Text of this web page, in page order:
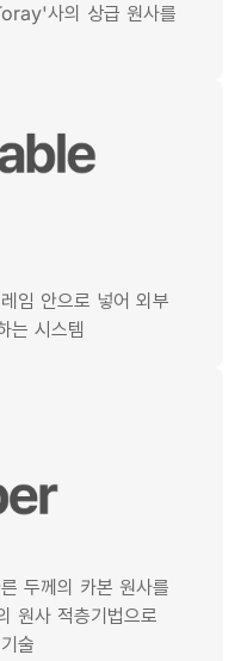
사의 상급 원사를
임 안으로 넣어 외부
는 시스템
두께의 카본 원사를
원사 적층기법으로
술